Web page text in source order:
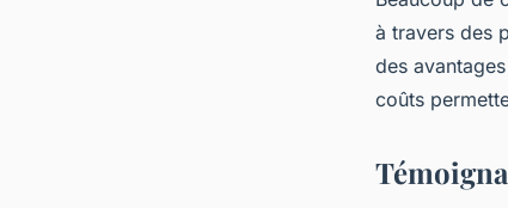
à travers des
des
coûts